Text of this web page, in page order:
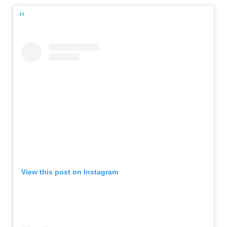
View this post on Instagram